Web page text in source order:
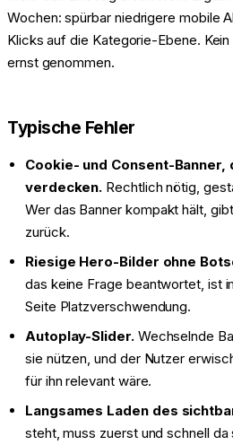
Wochen: spürbar niedrigere mobile
Klicks auf die Kategorie-Ebene.
ernst genommen.
Typische Fehler
Cookie- und Consent-Banner,
verdecken. Rechtlich nötig,
Wer das Banner kompakt hält,
zurück.
Riesige Hero-Bilder ohne
das keine Frage beantwortet, ist
Seite Platzverschwendung.
Autoplay-Slider.Wechselnde
sie nützen, und der Nutzer
für ihn relevant wäre.
Langsames Laden des
steht, muss zuerst und schnell da